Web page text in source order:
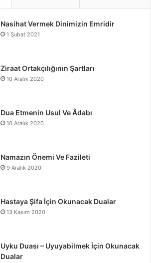
b
o
u
e
a
r
Nasihat Vermek Dinimizin Emridir
1 Şubat 2021
Ziraat Ortakçılığının Şartları
10 Aralık 2020
Dua Etmenin Usul Ve Âdabı
10 Aralık 2020
Namazın Önemi Ve Fazileti
9 Aralık 2020
Hastaya Şifa İçin Okunacak Dualar
13 Kasım 2020
Uyku Duası – Uyuyabilmek İçin Okunacak
Dualar